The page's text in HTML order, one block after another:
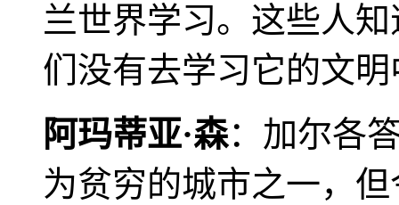
兰世界学习。这些人
们没有去学习它的文
阿玛蒂亚·森：加尔各
为贫穷的城市之一，